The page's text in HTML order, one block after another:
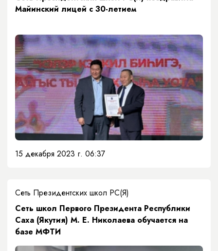
Майинский лицей с 30-летием
15 декабря 2023 г. 06:37
Сеть Президентских школ РС(Я)
​Сеть школ Первого Президента Республики
Саха (Якутия) М. Е. Николаева обучается на
базе МФТИ